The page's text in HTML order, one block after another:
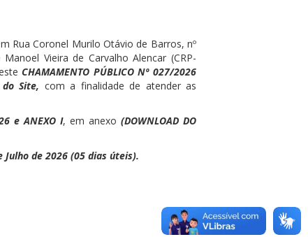
Rua Coronel Murilo Otávio de Barros, nº
Vieira de Carvalho Alencar (CRP-
CHAMAMENTO PÚBLICO Nº 027/2026
Site, com a finalidade de atender as
e ANEXO I, em anexo (DOWNLOAD DO
de 2026 (05 dias úteis).